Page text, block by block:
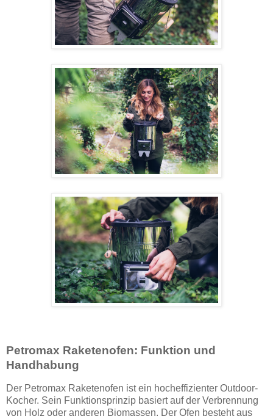
Petromax Raketenofen: Funktion und
Handhabung
Der Petromax Raketenofen ist ein hocheffizienter Outdoor-
Kocher. Sein Funktionsprinzip basiert auf der Verbrennung
von Holz oder anderen Biomassen. Der Ofen besteht aus